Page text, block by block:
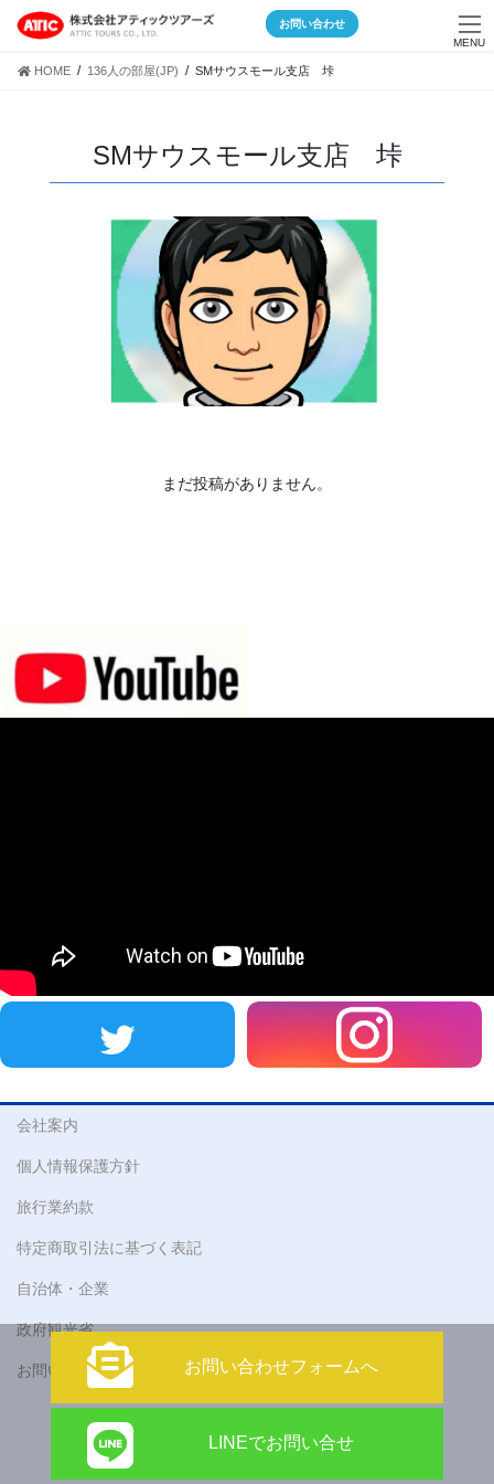
Skip
content
Skip
Navigation
お問い合わせ
HOME 136人の部屋(JP) SMサウスモール支店 垰
SMサウスモール支店 垰
まだ投稿がありません。
会社案内
個人情報保護方針
旅行業約款
特定商取引法に基づく表記
自治体・企業
政府観光省
お問い合わせ お問い合わせフォームへ
LINEでお問い合せ
MENU